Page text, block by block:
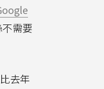
需要
去年